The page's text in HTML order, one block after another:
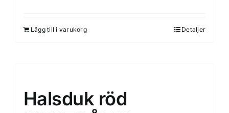
Lägg till i varukorg Detaljer
Halsduk röd